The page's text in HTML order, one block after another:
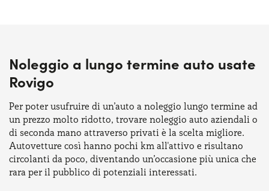
Noleggio a lungo termine auto usate
Rovigo
Per poter usufruire di un’auto a noleggio lungo termine ad
un prezzo molto ridotto, trovare noleggio auto aziendali o
di seconda mano attraverso privati è la scelta migliore.
Autovetture così hanno pochi km all'attivo e risultano
circolanti da poco, diventando un’occasione più unica che
rara per il pubblico di potenziali interessati.